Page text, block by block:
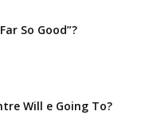
So Good”?
Will e Going To?